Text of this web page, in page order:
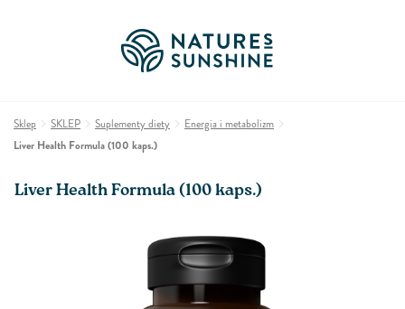
Sklep SKLEP Suplementy diety
Energia i metabolizm
Liver Health Formula (100 kaps.)
Liver Health Formula (100 kaps.)